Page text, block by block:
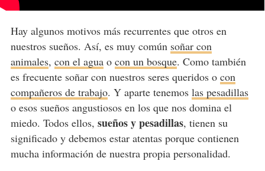
Hay algunos motivos más recurrentes que otros en
nuestros sueños. Así, es muy común soñar con
animales, con el aguao con un bosque. Como también
es frecuente soñar con nuestros seres queridos o con
compañeros de trabajo. Y aparte tenemos las pesadillas
o esos sueños angustiosos en los que nos domina el
miedo. Todos ellos, sueños y pesadillas, tienen su
significado y debemos estar atentas porque contienen
mucha información de nuestra propia personalidad.